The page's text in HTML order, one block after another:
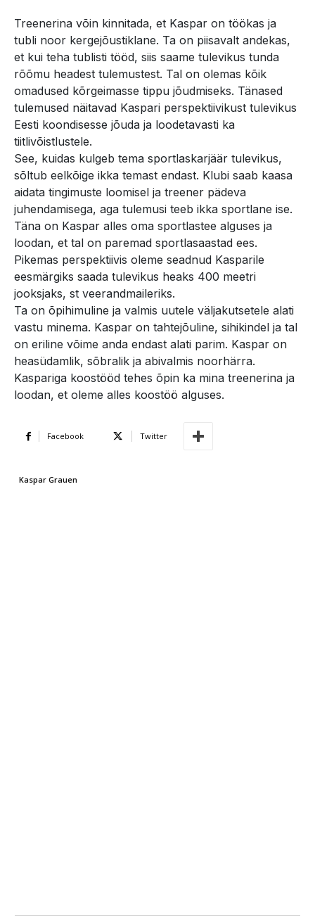
Treenerina võin kinnitada, et Kaspar on töökas ja
tubli noor kergejõustiklane. Ta on piisavalt andekas,
et kui teha tublisti tööd, siis saame tulevikus tunda
rõõmu headest tulemustest. Tal on olemas kõik
omadused kõrgeimasse tippu jõudmiseks. Tänased
tulemused näitavad Kaspari perspektiivikust tulevikus
Eesti koondisesse jõuda ja loodetavasti ka
tiitlivõistlustele.
See, kuidas kulgeb tema sportlaskarjäär tulevikus,
sõltub eelkõige ikka temast endast. Klubi saab kaasa
aidata tingimuste loomisel ja treener pädeva
juhendamisega, aga tulemusi teeb ikka sportlane ise.
Täna on Kaspar alles oma sportlastee alguses ja
loodan, et tal on paremad sportlasaastad ees.
Pikemas perspektiivis oleme seadnud Kasparile
eesmärgiks saada tulevikus heaks 400 meetri
jooksjaks, st veerandmaileriks.
Ta on õpihimuline ja valmis uutele väljakutsetele alati
vastu minema. Kaspar on tahtejõuline, sihikindel ja tal
on eriline võime anda endast alati parim. Kaspar on
heasüdamlik, sõbralik ja abivalmis noorhärra.
Kaspariga koostööd tehes õpin ka mina treenerina ja
loodan, et oleme alles koostöö alguses.
Facebook Twitter
Kaspar Grauen